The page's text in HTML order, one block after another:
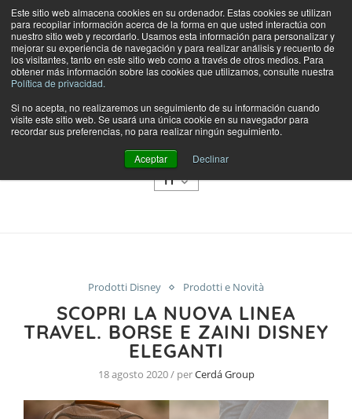
Este sitio web almacena cookies en su ordenador. Estas cookies se utilizan
para recopilar información acerca de la forma en que usted interactúa con
nuestro sitio web y recordarlo. Usamos esta información para personalizar y
mejorar su experiencia de navegación y para realizar análisis y recuento de
los visitantes, tanto en este sitio web como a través de otros medios. Para
obtener más información sobre las cookies que utilizamos, consulte nuestra
Política de privacidad.
Si no acepta, no realizaremos un seguimiento de su información cuando
visite este sitio web. Se usará una única cookie en su navegador para
recordar sus preferencias, no para realizar ningún seguimiento.
Aceptar Declinar
NEGOZIO
CATEGORIE
IT
Prodotti Disney Prodotti e Novità
SCOPRI LA NUOVA LINEA
TRAVEL. BORSE E ZAINI DISNEY
ELEGANTI
18 agosto 2020 / perCerdá Group